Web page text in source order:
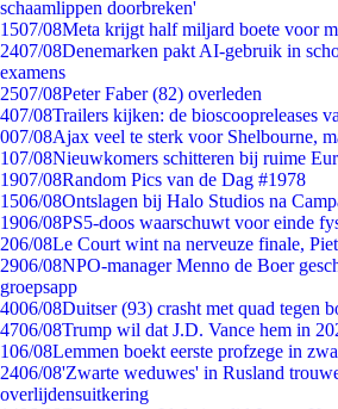
schaamlippen doorbreken'
1507/08Meta krijgt half miljard boete voor
2407/08Denemarken pakt AI-gebruik in
examens
2507/08Peter Faber (82) overleden
407/08Trailers kijken: de bioscoopreleases
007/08Ajax veel te sterk voor Shelbourne,
107/08Nieuwkomers schitteren bij ruime
1907/08Random Pics van de Dag #1978
1506/08Ontslagen bij Halo Studios na
1906/08PS5-doos waarschuwt voor einde
206/08Le Court wint na nerveuze finale,
2906/08NPO-manager Menno de Boer
groepsapp
4006/08Duitser (93) crasht met quad tegen
4706/08Trump wil dat J.D. Vance hem in
106/08Lemmen boekt eerste profzege in
2406/08'Zwarte weduwes' in Rusland
overlijdensuitkering